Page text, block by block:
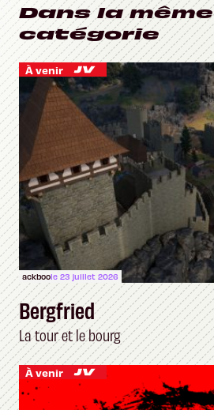
Dans la même
catégorie
À venir
ackboole 23 juillet 2026
Bergfried
La tour et le bourg
À venir